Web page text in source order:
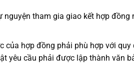
nguyện tham gia giao kết hợp đồng
của hợp đồng phải phù hợp với
yêu cầu phải được lập thành văn